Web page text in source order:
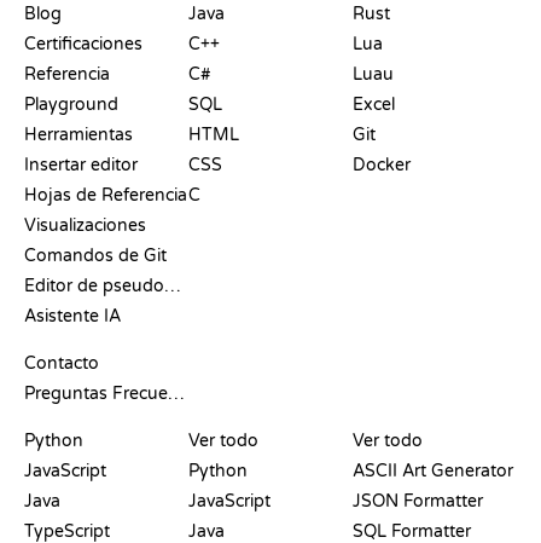
Blog
Certificaciones
Referencia
Playground
Herramientas
Insertar editor
Hojas de Referencia
Visualizaciones
Comandos de Git
Editor de pseudocódigo
Asistente IA
Contacto
Preguntas Frecuentes
Java
C++
C#
SQL
HTML
CSS
C
Rust
Lua
Luau
Excel
Git
Docker
Python
JavaScript
Java
TypeScript
Ver todo
Python
JavaScript
Java
Ver todo
ASCII Art Generator
JSON Formatter
SQL Formatter